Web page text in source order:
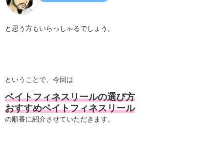
と思う方もいらっしゃるでしょう。
ということで、今回は
ベイトフィネスリールの選び方
おすすめベイトフィネスリール
の順番に紹介させていただきます。